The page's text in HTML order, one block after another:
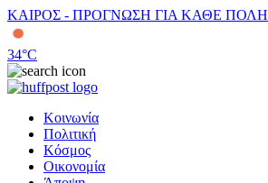
ΚΑΙΡΟΣ - ΠΡΟΓΝΩΣΗ ΓΙΑ ΚΑΘΕ ΠΟΛΗ
34°C
Κοινωνία
Πολιτική
Κόσμος
Οικονομία